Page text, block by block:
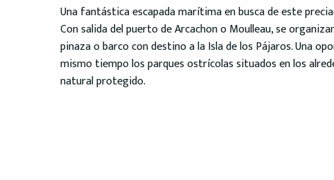
Una fantástica escapada marítima en busca de este
Con salida del puerto de Arcachon o Moulleau, se
pinaza o barco con destino a la Isla de los Pájaros. Una
mismo tiempo los parques ostrícolas situados en los
natural protegido.